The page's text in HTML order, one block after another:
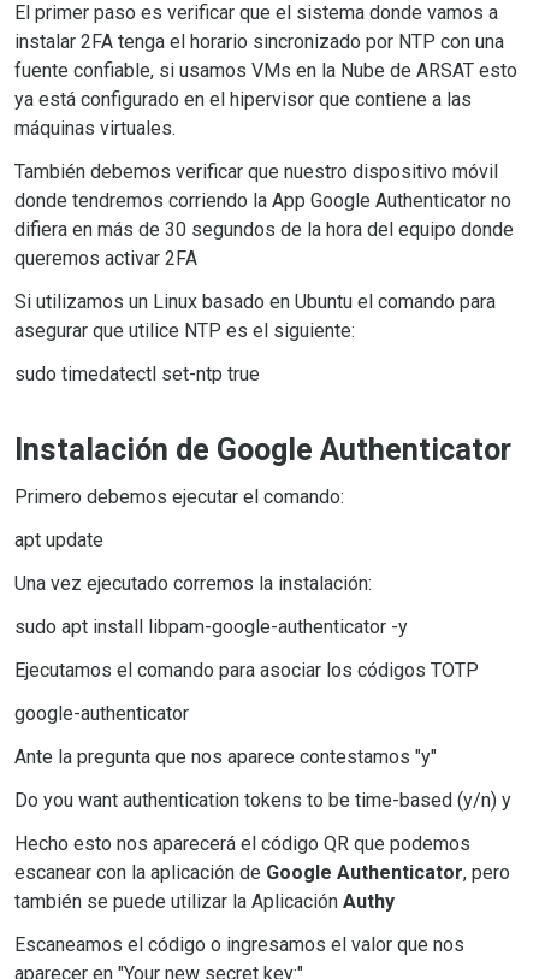
El primer paso es verificar que el sistema donde vamos a
instalar 2FA tenga el horario sincronizado por NTP con una
fuente confiable, si usamos VMs en la Nube de ARSAT esto
ya está configurado en el hipervisor que contiene a las
máquinas virtuales.
También debemos verificar que nuestro dispositivo móvil
donde tendremos corriendo la App Google Authenticator no
difiera en más de 30 segundos de la hora del equipo donde
queremos activar 2FA
Si utilizamos un Linux basado en Ubuntu el comando para
asegurar que utilice NTP es el siguiente:
sudo timedatectl set-ntp true
Instalación de Google Authenticator
Primero debemos ejecutar el comando:
apt update
Una vez ejecutado corremos la instalación:
sudo apt install libpam-google-authenticator -y
Ejecutamos el comando para asociar los códigos TOTP
google-authenticator
Ante la pregunta que nos aparece contestamos "y"
Do you want authentication tokens to be time-based (y/n) y
Hecho esto nos aparecerá el código QR que podemos
escanear con la aplicación de Google Authenticator, pero
también se puede utilizar la Aplicación Authy
Escaneamos el código o ingresamos el valor que nos
aparecer en "Your new secret key:"